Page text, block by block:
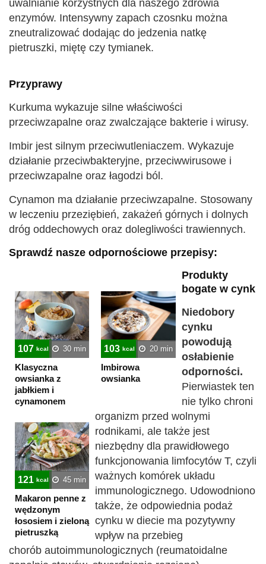
uwalnianie korzystnych dla naszego zdrowia
enzymów. Intensywny zapach czosnku można
zneutralizować dodając do jedzenia natkę
pietruszki, miętę czy tymianek.
Przyprawy
Kurkuma wykazuje silne właściwości
przeciwzapalne oraz zwalczające bakterie i wirusy.
Imbir jest silnym przeciwutleniaczem. Wykazuje
działanie przeciwbakteryjne, przeciwwirusowe i
przeciwzapalne oraz łagodzi ból.
Cynamon ma działanie przeciwzapalne. Stosowany
w leczeniu przeziębień, zakażeń górnych i dolnych
dróg oddechowych oraz dolegliwości trawiennych.
Sprawdź nasze odpornościowe przepisy:
107 kcal 30 min
Klasyczna
owsianka z
jabłkiem i
cynamonem
103 kcal 20 min
Imbirowa
owsianka
121 kcal 45 min
Makaron penne z
wędzonym
łososiem i zieloną
pietruszką
Produkty
bogate w cynk
Niedobory
cynku
powodują
osłabienie
odporności.
Pierwiastek ten
nie tylko chroni
organizm przed wolnymi
rodnikami, ale także jest
niezbędny dla prawidłowego
funkcjonowania limfocytów T, czyli
ważnych komórek układu
immunologicznego. Udowodniono
także, że odpowiednia podaż
cynku w diecie ma pozytywny
wpływ na przebieg
chorób autoimmunologicznych (reumatoidalne